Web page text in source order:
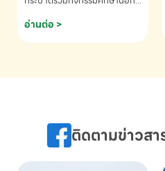
ชมภาพยนตร์ Toy Story 5
(Soundtrack)เพื่อเสริมทักษะ
ภาษา ผ่านประสบการณ์การเรียนรู้
075-691910
อ่านต่อ >
ติดตามข่าวสา